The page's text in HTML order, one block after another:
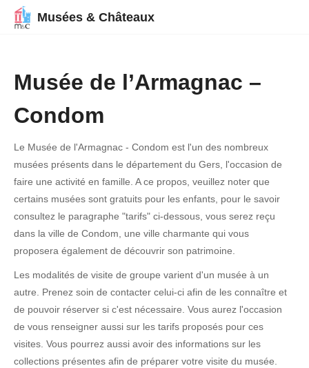
Musées & Châteaux
Musée de l’Armagnac –
Condom
Le Musée de l'Armagnac - Condom est l'un des nombreux
musées présents dans le département du Gers, l'occasion de
faire une activité en famille. A ce propos, veuillez noter que
certains musées sont gratuits pour les enfants, pour le savoir
consultez le paragraphe "tarifs" ci-dessous, vous serez reçu
dans la ville de Condom, une ville charmante qui vous
proposera également de découvrir son patrimoine.
Les modalités de visite de groupe varient d'un musée à un
autre. Prenez soin de contacter celui-ci afin de les connaître et
de pouvoir réserver si c'est nécessaire. Vous aurez l'occasion
de vous renseigner aussi sur les tarifs proposés pour ces
visites. Vous pourrez aussi avoir des informations sur les
collections présentes afin de préparer votre visite du musée.